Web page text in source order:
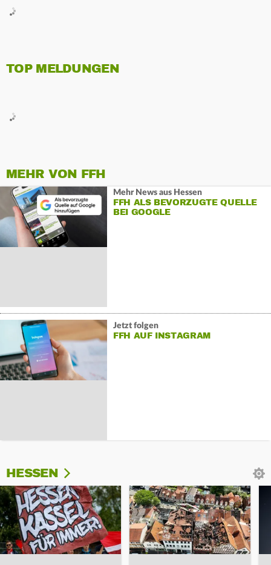
TOP MELDUNGEN
MEHR VON FFH
Mehr News aus Hessen
FFH ALS BEVORZUGTE QUELLE
BEI GOOGLE
Jetzt folgen
FFH AUF INSTAGRAM
HESSEN